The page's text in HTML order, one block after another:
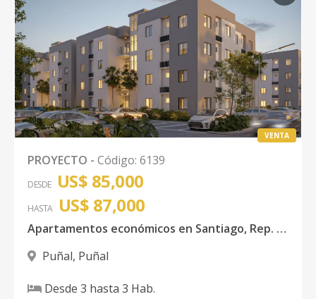
VENTA
PROYECTO - Código: 6139
DESDE US$ 85,000
HASTA US$ 87,000
Apartamentos económicos en Santiago, Rep. Dom.
Puñal, Puñal
Desde 3 hasta 3 Hab.